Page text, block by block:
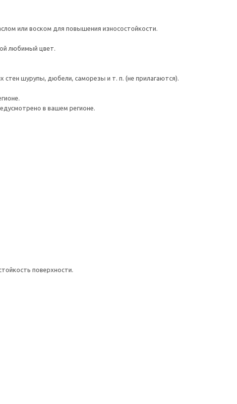
или воском для повышения износостойкости.
любимый цвет.
шурупы, дюбели, саморезы и т. п. (не прилагаются).
в вашем регионе.
поверхности.